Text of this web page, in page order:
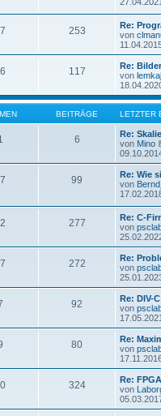
253
Re:
von
117
Re:
von
BEITRÄGE LETZTER
6
Re:
von Mino
99
Re: Wie
von
277
Re: C-
von
272
Re:
von
92
Re: DIV-
von
80
Re:
von
324
Re:
von